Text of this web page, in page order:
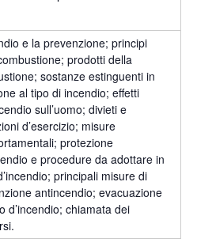
e la prevenzione; principi
prodotti della
sostanze estinguenti in
al tipo di incendio; effetti
sull’uomo; divieti e
d’esercizio; misure
protezione
e procedure da adottare in
principali misure di
antincendio; evacuazione
d’incendio; chiamata dei